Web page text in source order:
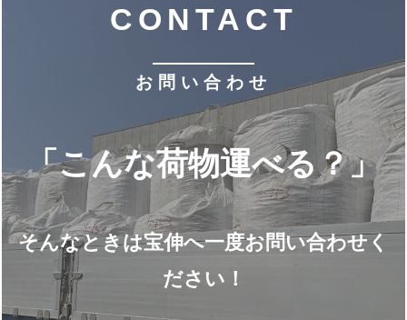
CONTACT
お問い合わせ
「こんな荷物運べる？」
そんなときは宝伸へ一度お問い合わせく
ださい！